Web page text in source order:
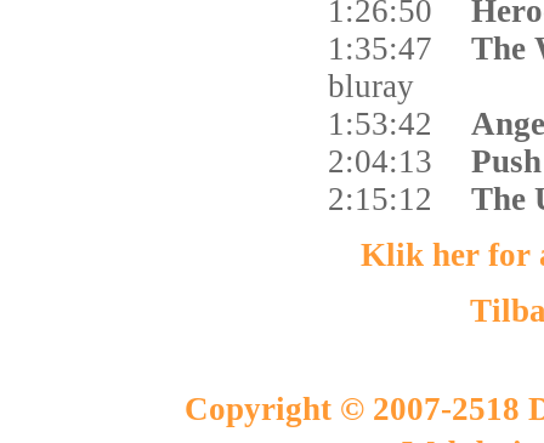
1:26:50
1:35:47
The
bluray
1:53:42
2:04:13
2:15:12
The
Klik her for
Copyright © 2007-2518